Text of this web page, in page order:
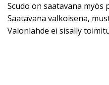
Scudo on saatavana myös
Saatavana valkoisena,
Valonlähde ei sisälly